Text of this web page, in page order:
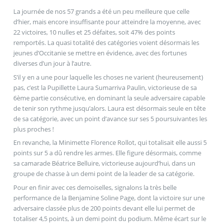
La journée de nos 57 grands a été un peu meilleure que celle
d’hier, mais encore insuffisante pour atteindre la moyenne, avec
22 victoires, 10 nulles et 25 défaites, soit 47% des points
remportés. La quasi totalité des catégories voient désormais les
jeunes d’Occitanie se mettre en évidence, avec des fortunes
diverses d’un jour à l’autre.
S’il y en a une pour laquelle les choses ne varient (heureusement)
pas, c’est la Pupillette Laura Sumarriva Paulin, victorieuse de sa
6ème partie consécutive, en dominant la seule adversaire capable
de tenir son rythme jusqu’alors. Laura est désormais seule en tête
de sa catégorie, avec un point d’avance sur ses 5 poursuivantes les
plus proches !
En revanche, la Minimette Florence Rollot, qui totalisait elle aussi 5
points sur 5 a dû rendre les armes. Elle figure désormais, comme
sa camarade Béatrice Belluire, victorieuse aujourd’hui, dans un
groupe de chasse à un demi point de la leader de sa catégorie.
Pour en finir avec ces demoiselles, signalons la très belle
performance de la Benjamine Soline Page, dont la victoire sur une
adversaire classée plus de 200 points devant elle lui permet de
totaliser 4,5 points, à un demi point du podium. Même écart sur le